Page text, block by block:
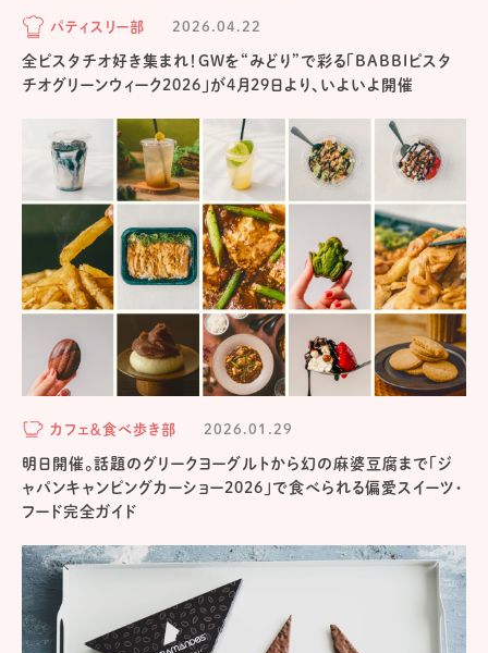
パティスリー部 2026.04.22
全ピスタチオ好き集まれ！GWを“みどり”で彩る「BABBIピスタ
チオグリーンウィーク2026」が4月29日より、いよいよ開催
カフェ＆食べ歩き部 2026.01.29
明日開催。話題のグリークヨーグルトから幻の麻婆豆腐まで「ジ
ャパンキャンピングカーショー2026」で食べられる偏愛スイーツ・
フード完全ガイド